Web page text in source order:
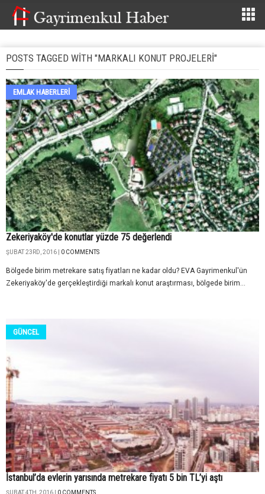
POSTS TAGGED WITH "MARKALI KONUT PROJELERI"
EMLAK HABERLERI
Zekeriyaköy'de konutlar yüzde 75 değerlendi
ŞUBAT 23RD, 2016 | 0 COMMENTS
Bölgede birim metrekare satış fiyatları ne kadar oldu? EVA Gayrimenkul'ün
Zekeriyaköy'de gerçekleştirdiği markalı konut araştırması, bölgede birim...
GÜNCEL
İstanbul’da evlerin yarısında metrekare fiyatı 5 bin TL’yi aştı
ŞUBAT 4TH, 2016 | 0 COMMENTS